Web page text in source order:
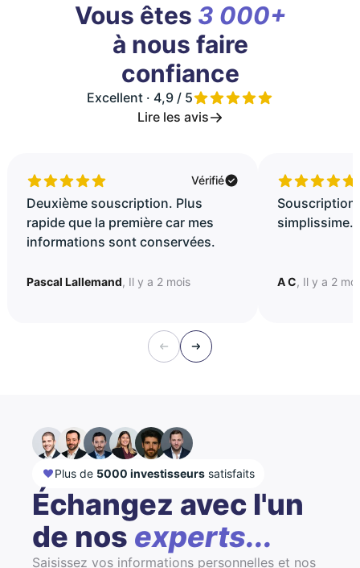
Vous êtes 3 000+
à nous faire
confiance
Excellent · 4,9 / 5
Lire les avis
Vérifié
Deuxième souscription. Plus
rapide que la première car mes
informations sont conservées.
Pascal Lallemand, Il y a 2 mois
Souscription
A C, Il y a 2
Plus de 5000 investisseurs satisfaits
Échangez avec l'un
de nos experts...
Saisissez vos informations personnelles et nos